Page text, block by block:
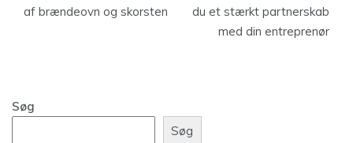
af brændeovn og skorsten
du et stærkt partnerskab
med din entreprenør
Søg
Søg